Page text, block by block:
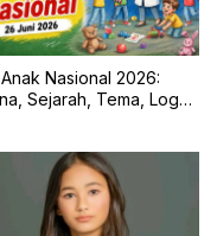
Nasional 2026:
Sejarah, Tema, Logo,